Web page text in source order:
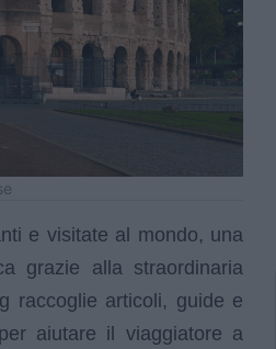
e visitate al mondo, una
grazie alla straordinaria
raccoglie articoli, guide e
aiutare il viaggiatore a